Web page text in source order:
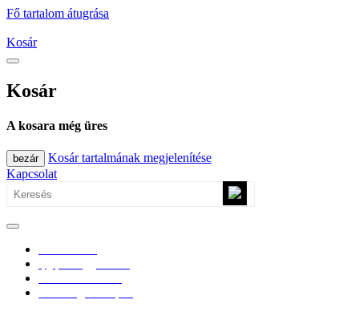
Fő tartalom átugrása
Kosár
Kosár
A kosara még üres
bezár
Kosár tartalmának megjelenítése
Kapcsolat